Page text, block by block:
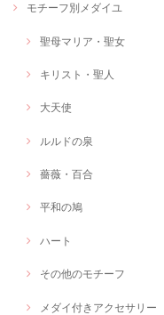
モチーフ別メダイユ
聖母マリア・聖女
キリスト・聖人
大天使
ルルドの泉
薔薇・百合
平和の鳩
ハート
その他のモチーフ
メダイ付きアクセサリー